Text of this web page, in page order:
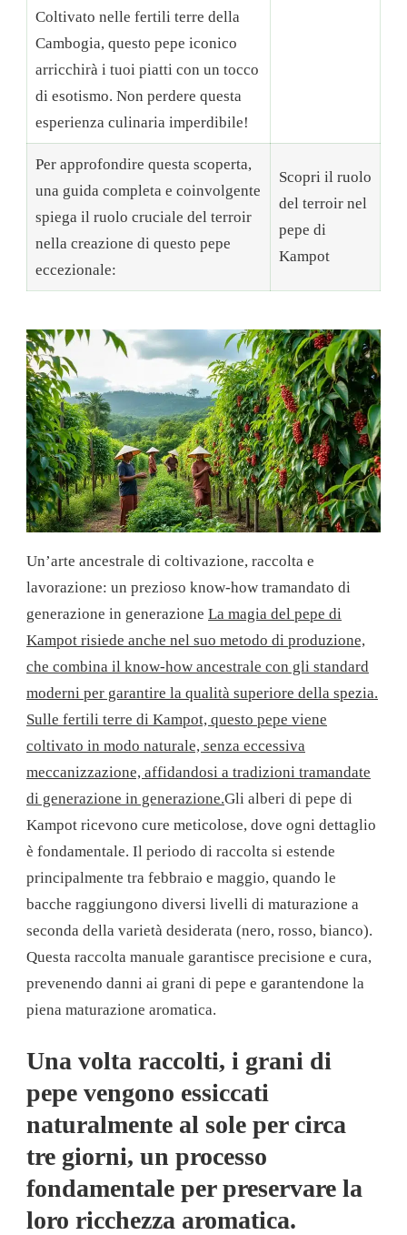
Coltivato nelle fertili terre della
Cambogia, questo pepe iconico
arricchirà i tuoi piatti con un tocco
di esotismo. Non perdere questa
esperienza culinaria imperdibile!
Per approfondire questa scoperta,
una guida completa e coinvolgente
spiega il ruolo cruciale del terroir
nella creazione di questo pepe
eccezionale:
Scopri il ruolo
del terroir nel
pepe di
Kampot
Un’arte ancestrale di coltivazione, raccolta e
lavorazione: un prezioso know-how tramandato di
generazione in generazione La magia del pepe di
Kampot risiede anche nel suo metodo di produzione,
che combina il know-how ancestrale con gli standard
moderni per garantire la qualità superiore della spezia.
Sulle fertili terre di Kampot, questo pepe viene
coltivato in modo naturale, senza eccessiva
meccanizzazione, affidandosi a tradizioni tramandate
di generazione in generazione.Gli alberi di pepe di
Kampot ricevono cure meticolose, dove ogni dettaglio
è fondamentale. Il periodo di raccolta si estende
principalmente tra febbraio e maggio, quando le
bacche raggiungono diversi livelli di maturazione a
seconda della varietà desiderata (nero, rosso, bianco).
Questa raccolta manuale garantisce precisione e cura,
prevenendo danni ai grani di pepe e garantendone la
piena maturazione aromatica.
Una volta raccolti, i grani di
pepe vengono essiccati
naturalmente al sole per circa
tre giorni, un processo
fondamentale per preservare la
loro ricchezza aromatica.